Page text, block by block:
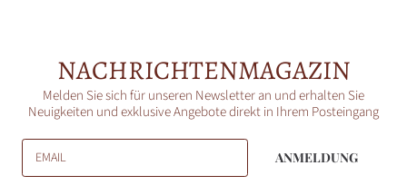
NACHRICHTENMAGAZIN
Melden Sie sich für unseren Newsletter an und erhalten Sie
Neuigkeiten und exklusive Angebote direkt in Ihrem Posteingang
EMAIL ANMELDUNG